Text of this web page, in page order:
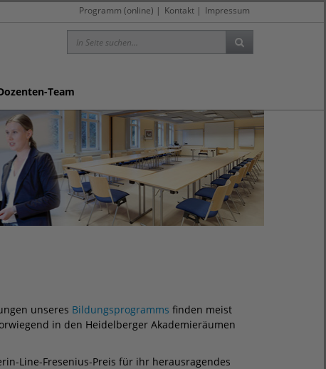
Programm (online) | Kontakt | Impressum
Team
unseres Bildungs­programms finden meist
in den Heidelberger Akademie­räumen
Line-Fresenius-Preis für ihr heraus­ragendes